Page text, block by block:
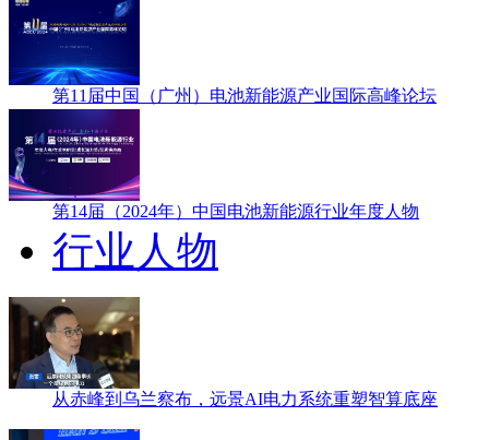
第11届中国（广州）电池新能源产业国际高峰论坛
第14届（2024年）中国电池新能源行业年度人物
行业人物
从赤峰到乌兰察布，远景AI电力系统重塑智算底座